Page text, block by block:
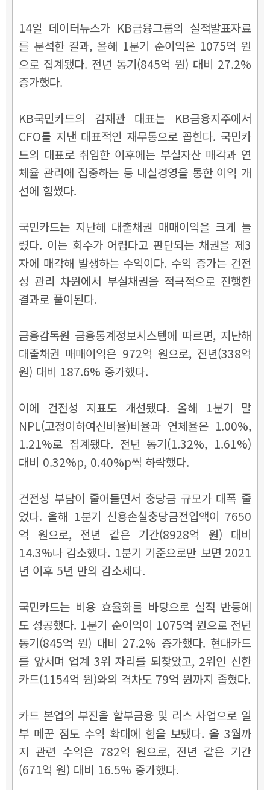
14일 데이터뉴스가 KB금융그룹의 실적발표자료
를 분석한 결과, 올해 1분기 순이익은 1075억 원
으로 집계됐다. 전년 동기(845억 원) 대비 27.2%
증가했다.
KB국민카드의 김재관 대표는 KB금융지주에서
CFO를 지낸 대표적인 재무통으로 꼽힌다. 국민카
드의 대표로 취임한 이후에는 부실자산 매각과 연
체율 관리에 집중하는 등 내실경영을 통한 이익 개
선에 힘썼다.
국민카드는 지난해 대출채권 매매이익을 크게 늘
렸다. 이는 회수가 어렵다고 판단되는 채권을 제3
자에 매각해 발생하는 수익이다. 수익 증가는 건전
성 관리 차원에서 부실채권을 적극적으로 진행한
결과로 풀이된다.
금융감독원 금융통계정보시스템에 따르면, 지난해
대출채권 매매이익은 972억 원으로, 전년(338억
원) 대비 187.6% 증가했다.
이에 건전성 지표도 개선됐다. 올해 1분기 말
NPL(고정이하여신비율)비율과 연체율은 1.00%,
1.21%로 집계됐다. 전년 동기(1.32%, 1.61%)
대비 0.32%p, 0.40%p씩 하락했다.
건전성 부담이 줄어들면서 충당금 규모가 대폭 줄
었다. 올해 1분기 신용손실충당금전입액이 7650
억 원으로, 전년 같은 기간(8928억 원) 대비
14.3%나 감소했다. 1분기 기준으로만 보면 2021
년 이후 5년 만의 감소세다.
국민카드는 비용 효율화를 바탕으로 실적 반등에
도 성공했다. 1분기 순이익이 1075억 원으로 전년
동기(845억 원) 대비 27.2% 증가했다. 현대카드
를 앞서며 업계 3위 자리를 되찾았고, 2위인 신한
카드(1154억 원)와의 격차도 79억 원까지 좁혔다.
카드 본업의 부진을 할부금융 및 리스 사업으로 일
부 메꾼 점도 수익 확대에 힘을 보탰다. 올 3월까
지 관련 수익은 782억 원으로, 전년 같은 기간
(671억 원) 대비 16.5% 증가했다.